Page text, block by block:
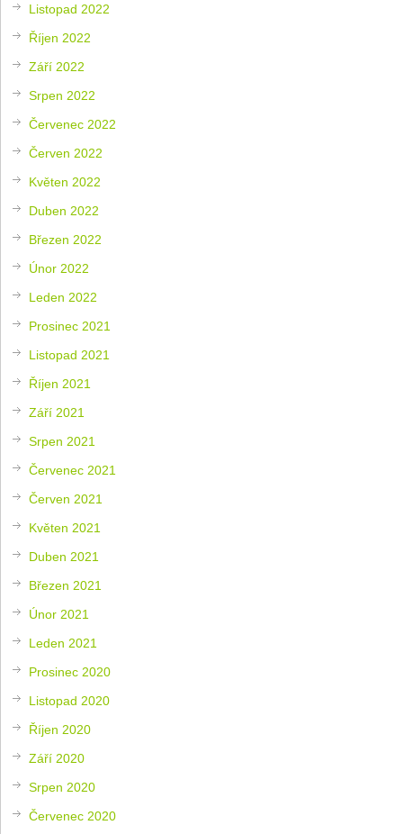
Listopad 2022
Říjen 2022
Září 2022
Srpen 2022
Červenec 2022
Červen 2022
Květen 2022
Duben 2022
Březen 2022
Únor 2022
Leden 2022
Prosinec 2021
Listopad 2021
Říjen 2021
Září 2021
Srpen 2021
Červenec 2021
Červen 2021
Květen 2021
Duben 2021
Březen 2021
Únor 2021
Leden 2021
Prosinec 2020
Listopad 2020
Říjen 2020
Září 2020
Srpen 2020
Červenec 2020